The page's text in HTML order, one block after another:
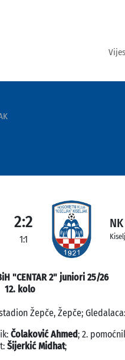
2:2
1:1
"CENTAR 2" juniori 25/26
12. kolo
Žepče, Žepče;
Čolaković Ahmed; 2.
Šijerkić Midhat;